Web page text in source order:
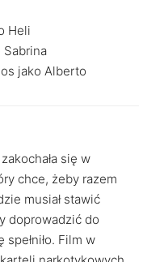
Heli
Sabrina
jako Alberto
się w
chce, żeby razem
musiał stawić
doprowadzić do
Film w